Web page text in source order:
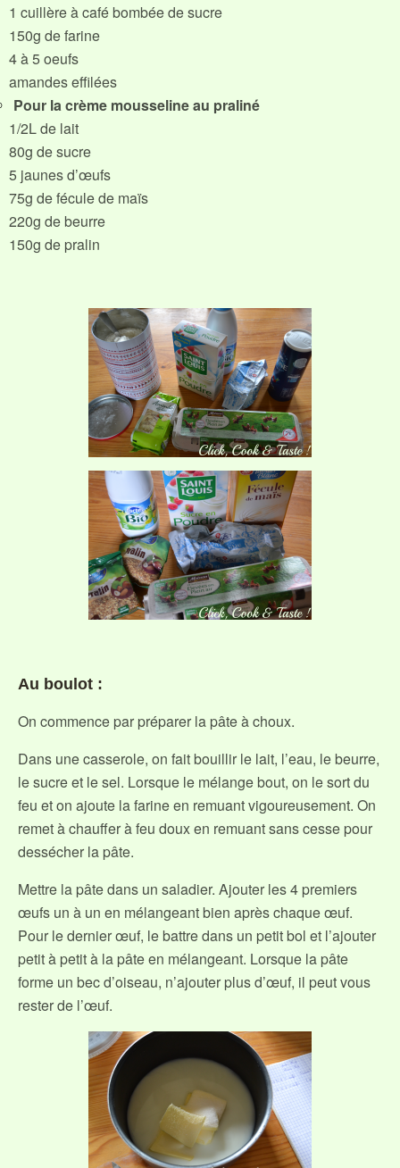
1 cuillère à café bombée de sucre
150g de farine
4 à 5 oeufs
amandes effilées
Pour la crème mousseline au praliné
1/2L de lait
80g de sucre
5 jaunes d’œufs
75g de fécule de maïs
220g de beurre
150g de pralin
Au boulot :
On commence par préparer la pâte à choux.
Dans une casserole, on fait bouillir le lait, l’eau, le beurre,
le sucre et le sel. Lorsque le mélange bout, on le sort du
feu et on ajoute la farine en remuant vigoureusement. On
remet à chauffer à feu doux en remuant sans cesse pour
dessécher la pâte.
Mettre la pâte dans un saladier. Ajouter les 4 premiers
œufs un à un en mélangeant bien après chaque œuf.
Pour le dernier œuf, le battre dans un petit bol et l’ajouter
petit à petit à la pâte en mélangeant. Lorsque la pâte
forme un bec d’oiseau, n’ajouter plus d’œuf, il peut vous
rester de l’œuf.